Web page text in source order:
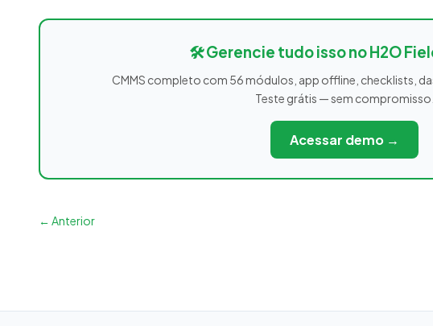
🛠️ Gerencie tudo isso no H2O
CMMS completo com 56 módulos, app offline, checklists,
Teste grátis — sem compromisso.
Acessar demo →
← Anterior